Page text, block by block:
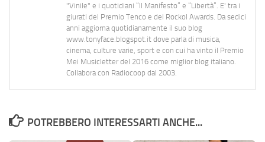
"Vinile" e i quotidiani “Il Manifesto” e “Libertà”. E' tra i
giurati del Premio Tenco e del Rockol Awards. Da sedici
anni aggiorna quotidianamente il suo blog
www.tonyface.blogspot.it dove parla di musica,
cinema, culture varie, sport e con cui ha vinto il Premio
Mei Musicletter del 2016 come miglior blog italiano.
Collabora con Radiocoop dal 2003.
POTREBBERO INTERESSARTI ANCHE...